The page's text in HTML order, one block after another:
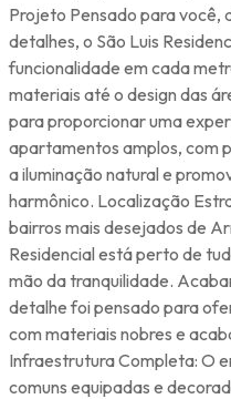
Projeto Pensado para você,
detalhes, o São Luis
funcionalidade em cada
materiais até o design das
para proporcionar uma
apartamentos amplos, com
a iluminação natural e
harmônico. Localização
bairros mais desejados de
Residencial está perto de
mão da tranquilidade.
detalhe foi pensado para
com materiais nobres e
Infraestrutura Completa: O
comuns equipadas e